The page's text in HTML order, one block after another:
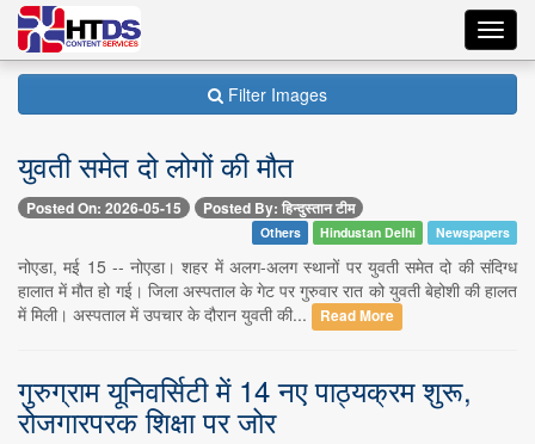
Filter Images
युवती समेत दो लोगों की मौत
Posted On: 2026-05-15 Posted By: हिन्दुस्तान टीम
Others Hindustan Delhi Newspapers
नोएडा, मई 15 -- नोएडा। शहर में अलग-अलग स्थानों पर युवती समेत दो की संदिग्ध
हालात में मौत हो गई। जिला अस्पताल के गेट पर गुरुवार रात को युवती बेहोशी की हालत
में मिली। अस्पताल में उपचार के दौरान युवती की...
Read More
गुरुग्राम यूनिवर्सिटी में 14 नए पाठ्यक्रम शुरू,
रोजगारपरक शिक्षा पर जोर